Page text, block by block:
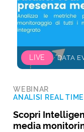
LIVE DATA
WEBINAR
ANALISI REAL
Scopri
media